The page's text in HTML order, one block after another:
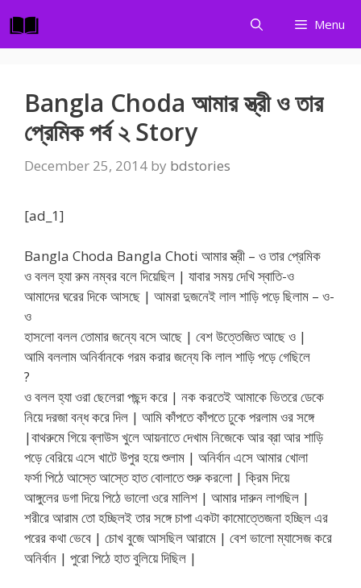
to
content
Menu
Bangla Choda আমার স্ত্রী ও তার
প্রেমিক পর্ব ২ Story
December 25, 2014 by bdstories
[ad_1]
Bangla Choda Bangla Choti আমার স্ত্রী – ও তার প্রেমিক
ও বলল হ্যা রুম নম্বর বলে দিয়েছিল | যাবার সময় দেখি স্বাতি-ও
আমাদের ঘরের দিকে আসছে | আমরা দুজনেই লাল শাড়ি পড়ে ছিলাম – ও-
ও
হাসলো বলল তোমার জন্যে বসে আছে | বেশ উত্তেজিত আছে ও |
আমি বললাম অনির্বানকে গরম করার জন্যে কি লাল শাড়ি পড়ে গেছিলে
?
ও বলল হ্যা ওরা ছেলেরা পছন্দ করে | নক করতেই আমাকে ভিতরে ডেকে
নিয়ে দরজা বন্ধ করে দিল | আমি কাঁপতে কাঁপতে ঢুকে পরলাম ওর সঙ্গে
|বাথরুমে গিয়ে ব্লাউস খুলে আয়নাতে দেখাম নিজেকে আর ব্রা আর শাড়ি
পড়ে বেরিয়ে এসে খাটে উপুর হয়ে শুলাম | অনির্বান এসে আমার খোলা
ফর্সা পিঠে আস্তে আস্তে হাত বোলাতে শুরু করলো | ক্রিম দিয়ে
আঙ্গুলের ডগা দিয়ে পিঠে ভালো ওরে মালিশ | আমার দারুন লাগছিল |
শরীরে আরাম তো হচ্ছিলই তার সঙ্গে চাপা একটা কামোত্তেজনা হচ্ছিল এর
পরের কথা ভেবে | চোখ বুজে আসছিল আরামে | বেশ ভালো ম্যাসেজ করে
অনির্বান | পুরো পিঠে হাত বুলিয়ে দিছিল |